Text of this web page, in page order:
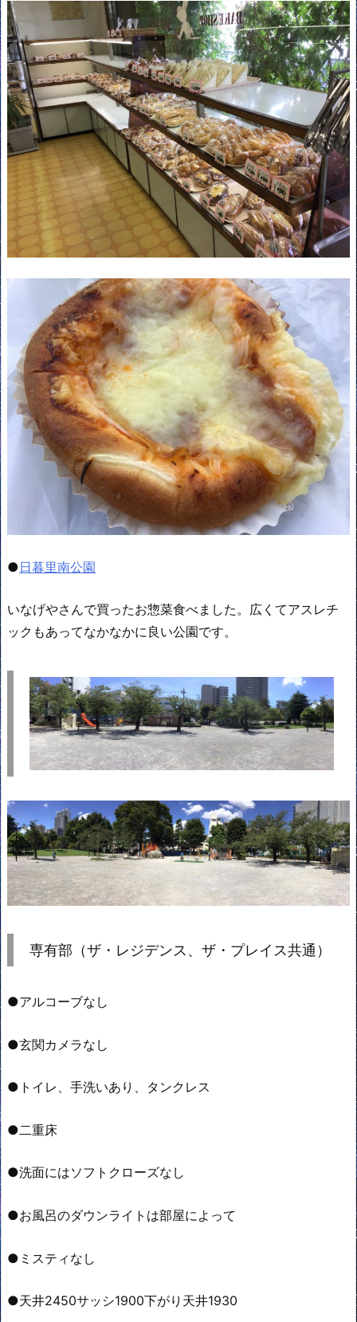
●日暮里南公園
いなげやさんで買ったお惣菜食べました。広くてアスレチ
ックもあってなかなかに良い公園です。
専有部（ザ・レジデンス、ザ・プレイス共通）
●アルコーブなし
●玄関カメラなし
●トイレ、手洗いあり、タンクレス
●二重床
●洗面にはソフトクローズなし
●お風呂のダウンライトは部屋によって
●ミスティなし
●天井2450サッシ1900下がり天井1930